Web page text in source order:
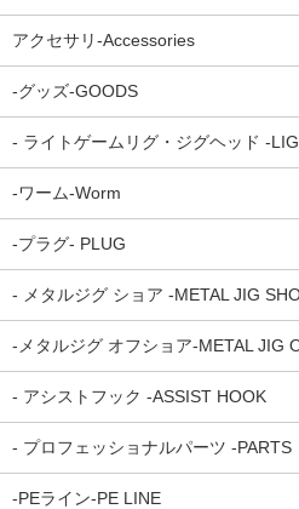
アクセサリ-Accessories
-グッズ-GOODS
- ライトゲームリグ・ジグヘッド -
-ワーム-Worm
-プラグ- PLUG
- メタルジグ ショア -METAL JIG
-メタルジグ オフショア-METAL JIG
- アシストフック -ASSIST HOOK
- プロフェッショナルパーツ -PARTS
-PEライン-PE LINE